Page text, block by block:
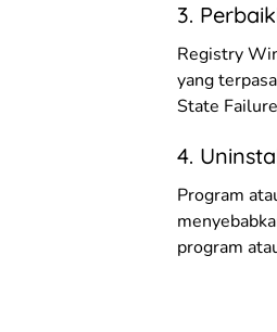
3.
Registry
yang
State
4.
Program
program